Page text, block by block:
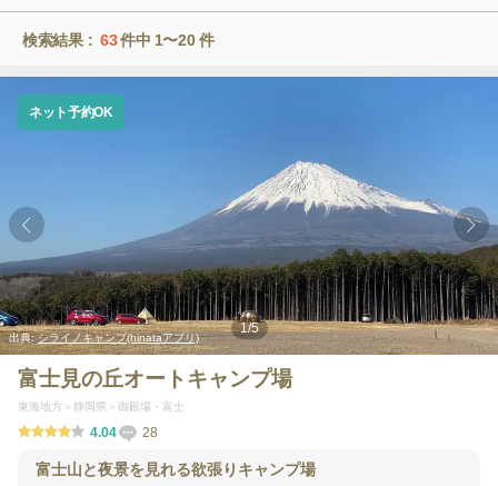
検索結果 : 63件中 1〜20 件
出典:シライノキャンプ(hinataアプリ)
1/5
ネット予約OK
富士見の丘オートキャンプ場
東海地方 静岡県 御殿場・富士
4.04 28
富士山と夜景を見れる欲張りキャンプ場